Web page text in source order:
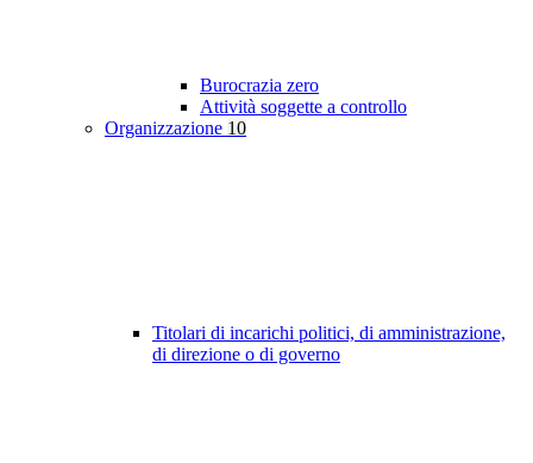
Burocrazia zero
Attività soggette a controllo
Organizzazione 10
Titolari di incarichi politici, di amministrazione,
di direzione o di governo